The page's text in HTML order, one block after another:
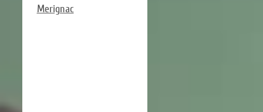
Merignac